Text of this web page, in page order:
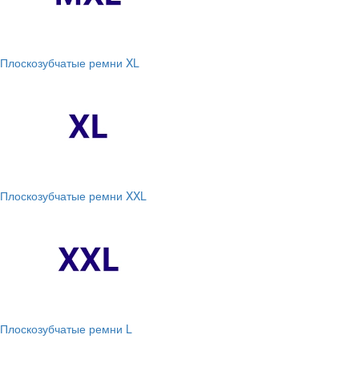
Плоскозубчатые ремни XL
Плоскозубчатые ремни XXL
Плоскозубчатые ремни L